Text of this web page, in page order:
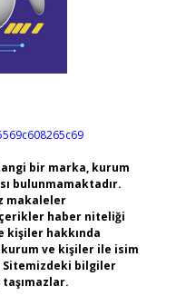
bir marka, kurum
bulunmamaktadır.
makaleler
haber niteliği
kişiler hakkında
kurum ve kişiler ile isim
bilgiler